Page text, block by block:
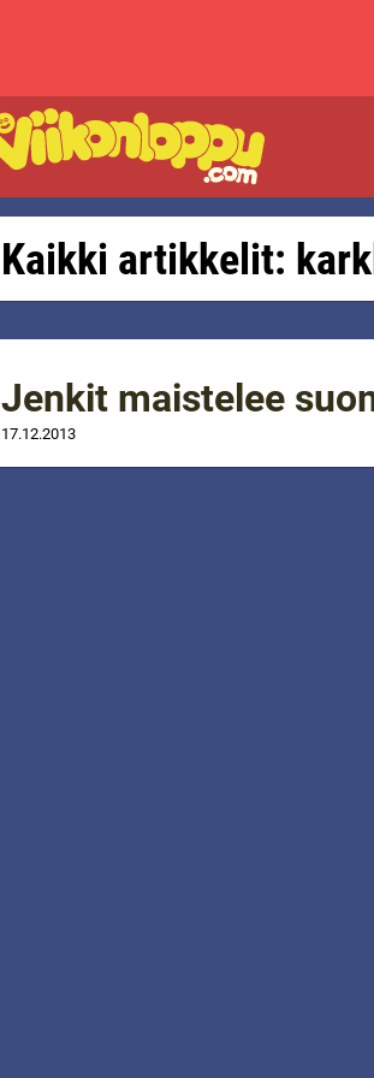
Kaikki artikkelit:
Jenkit maistelee
17.12.2013